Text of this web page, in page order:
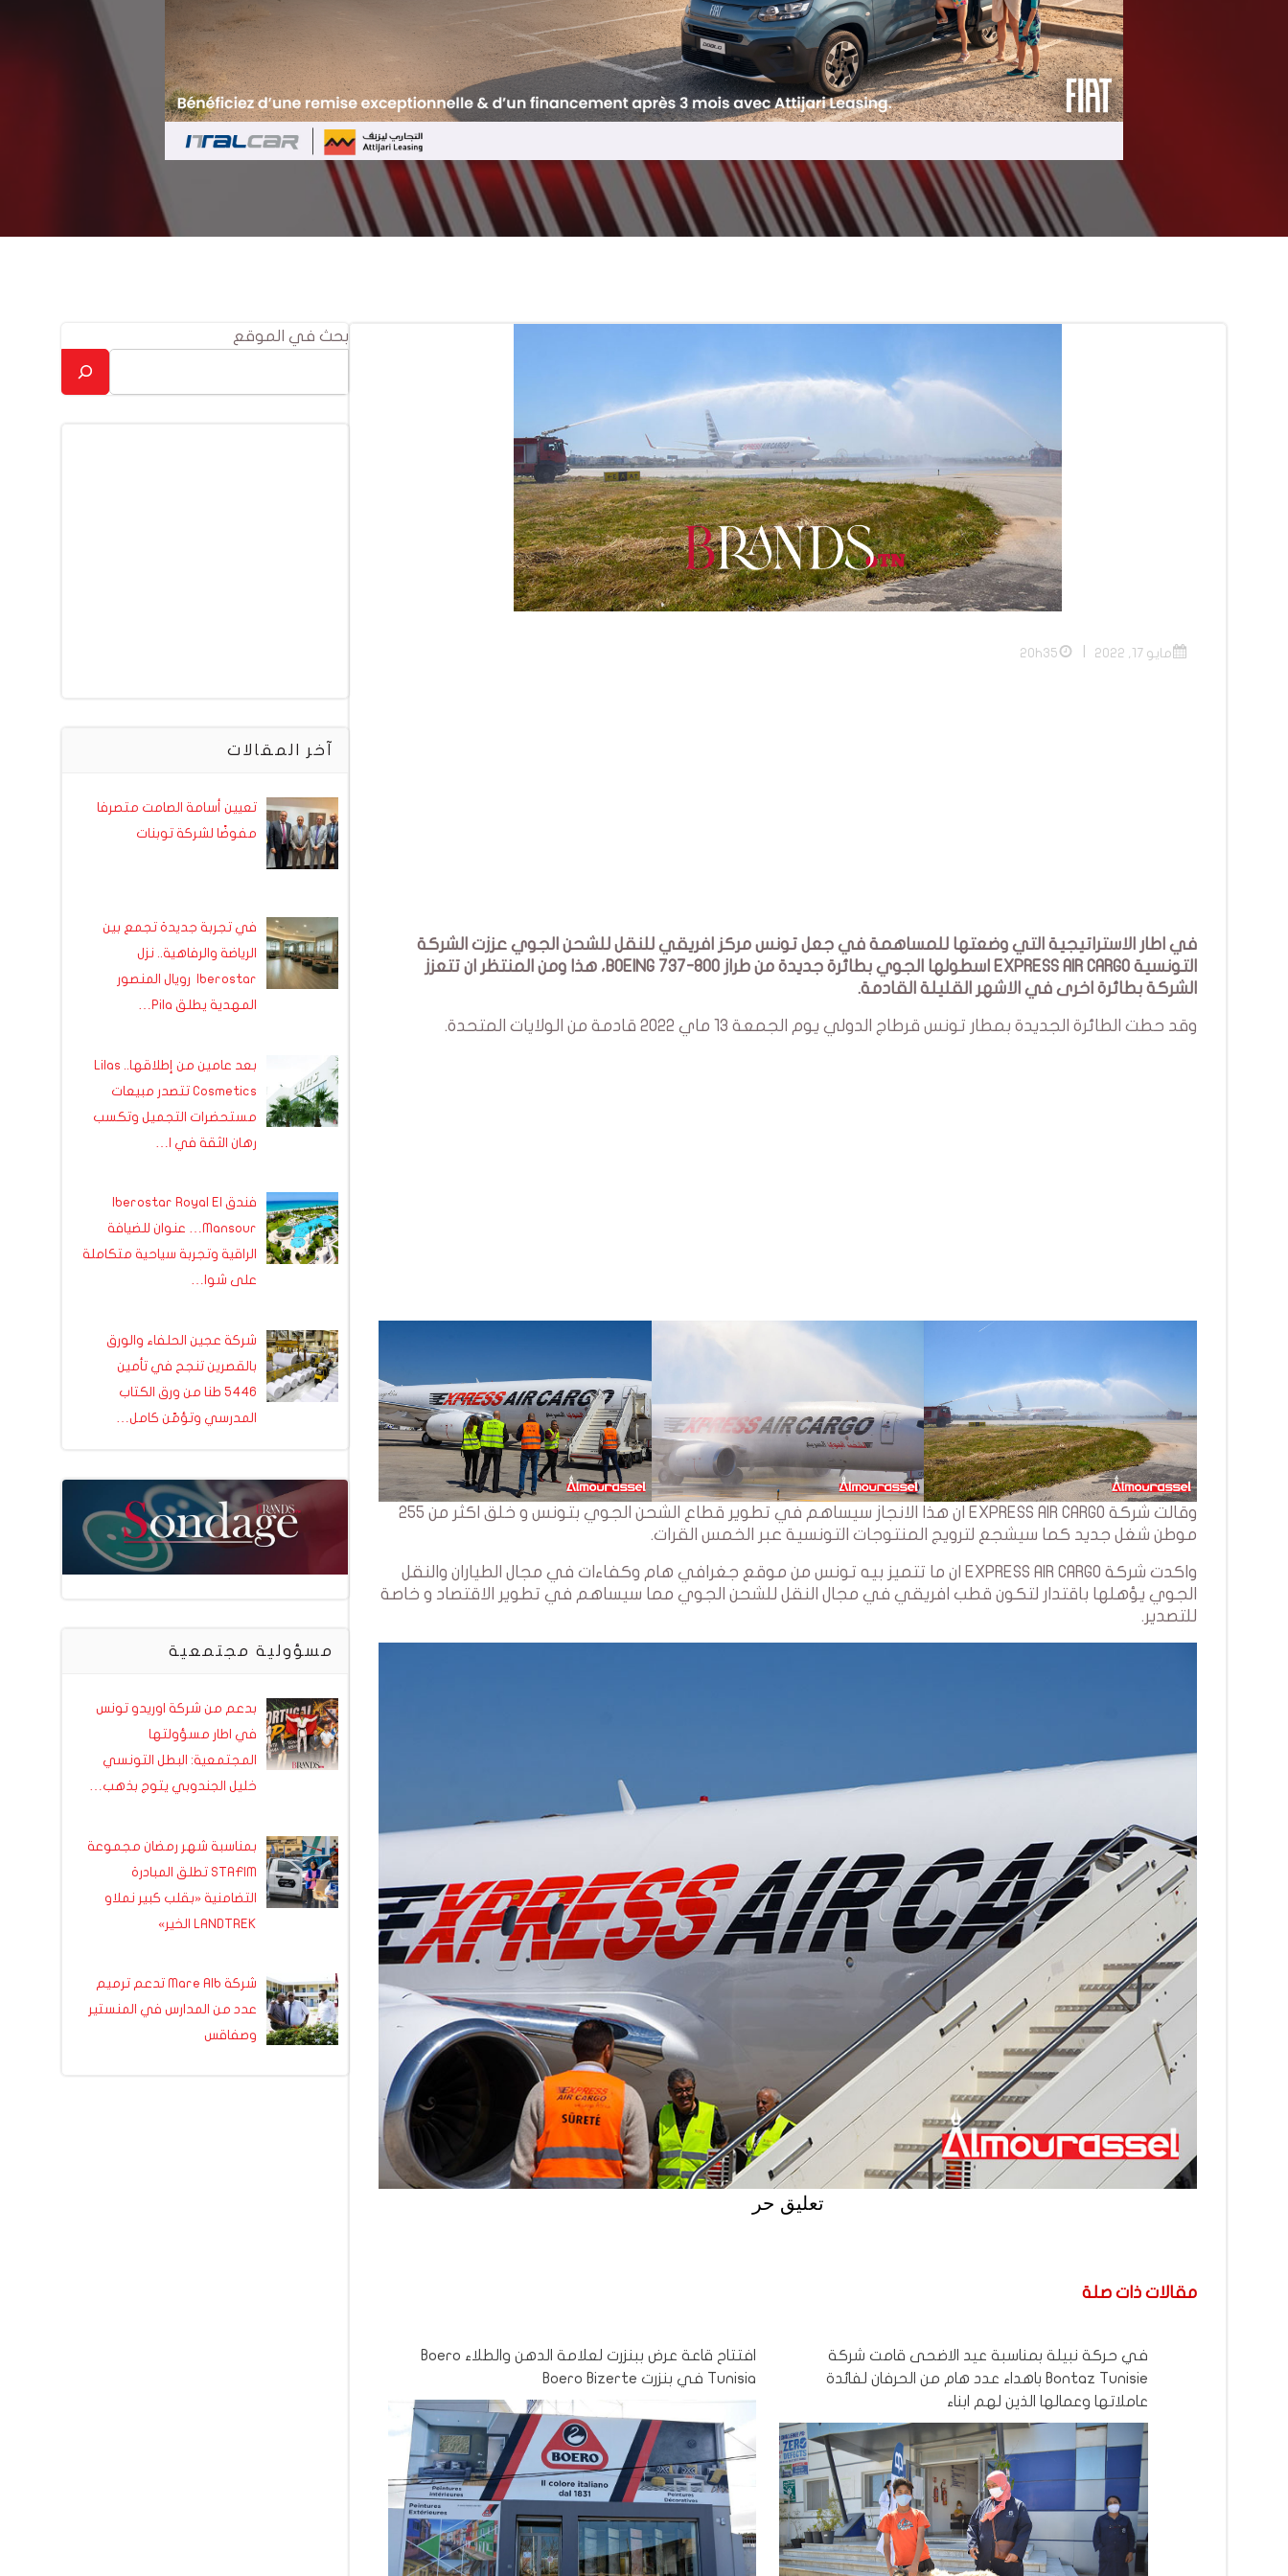
مايو 17, 2022 20h35
في اطار الاستراتيجية التي وضعتها للمساهمة في جعل تونس مركز افريقي للنقل للشحن الجوي عززت الشركة
التونسية EXPRESS AIR CARGO اسطولها الجوي بطائرة جديدة من طراز BOEING 737-800، هذا ومن المنتظر ان تتعزز
الشركة بطائرة اخرى في الاشهر القليلة القادمة.
وقد حطت الطائرة الجديدة بمطار تونس قرطاج الدولي يوم الجمعة 13 ماي 2022 قادمة من الولايات المتحدة.
وقالت شركة EXPRESS AIR CARGO ان هذا الانجاز سيساهم في تطوير قطاع الشحن الجوي بتونس و خلق اكثر من 255
موطن شغل جديد كما سيشجع لترويج المنتوجات التونسية عبر الخمس القرات.
واكدت شركة EXPRESS AIR CARGO ان ما تتميز بيه تونس من موقع جغرافي هام وكفاءات في مجال الطياران والنقل
الجوي يؤهلها باقتدار لتكون قطب افريقي في مجال النقل للشحن الجوي مما سيساهم في تطوير الاقتصاد و خاصة
للتصدير.
تعليق حر
مقالات ذات صلة
في حركة نبيلة بمناسبة عيد الاضحى قامت شركة
Bontaz Tunisie باهداء عدد هام من الحرفان لفائدة
عاملاتها وعمالها الذين لهم ابناء
افتتاح قاعة عرض ببنزرت لعلامة الدهن والطلاء Boero
Tunisia في بنزرت Boero Bizerte
بحث في الموقع
آخر المقالات
تعيين أسامة الصامت متصرفا
مفوضًا لشركة توبنات
في تجربة جديدة تجمع بين
الرياضة والرفاهية.. نزل
Iberostar رويال المنصور
المهدية يطلق Pila…
بعد عامين من إطلاقها.. Lilas
Cosmetics تتصدر مبيعات
مستحضرات التجميل وتكسب
رهان الثقة في ا…
فندق Iberostar Royal El
Mansour… عنوان للضيافة
الراقية وتجربة سياحية متكاملة
على شوا…
شركة عجين الحلفاء والورق
بالقصرين تنجح في تأمين
5446 طنا من ورق الكتاب
المدرسي وتؤمّن كامل…
مسؤولية مجتمعية
بدعم من شركة اوريدو تونس
في اطار مسؤولتها
المجتمعية: البطل التونسي
خليل الجندوبي يتوج بذهب…
بمناسبة شهر رمضان مجموعة
STAFIM تطلق المبادرة
التضامنية «بقلب كبير نملاو
LANDTREK الخير»
شركة Mare Alb تدعم ترميم
عدد من المدارس في المنستير
وصفاقس